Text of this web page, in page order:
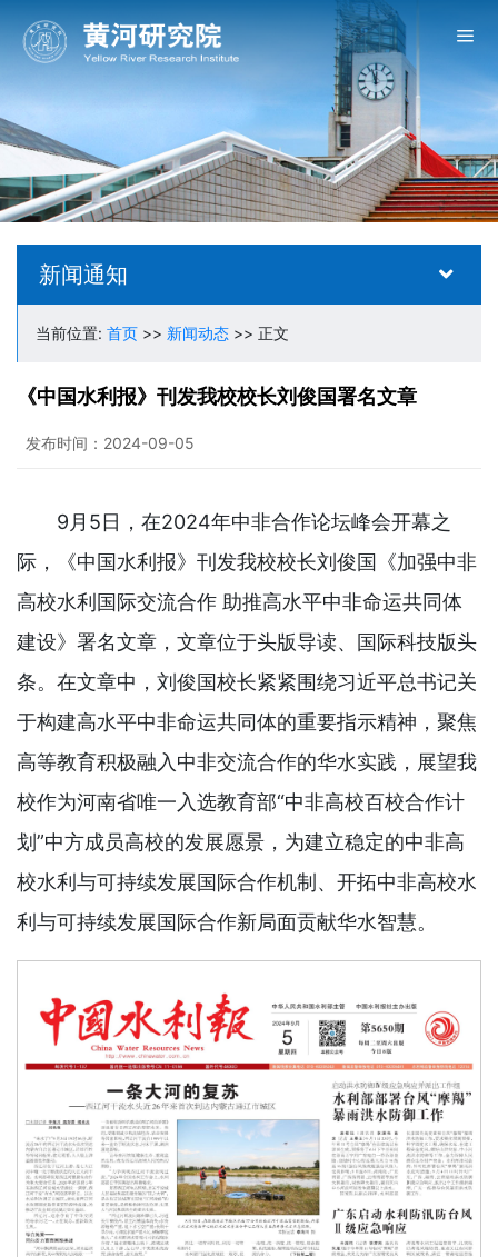
新闻通知
当前位置: 首页 >> 新闻动态 >> 正文
《中国水利报》刊发我校校长刘俊国署名文章
发布时间：2024-09-05
9月5日，在2024年中非合作论坛峰会开幕之
际，《中国水利报》刊发我校校长刘俊国《加强中非
高校水利国际交流合作 助推高水平中非命运共同体
建设》署名文章，文章位于头版导读、国际科技版头
条。在文章中，刘俊国校长紧紧围绕习近平总书记关
于构建高水平中非命运共同体的重要指示精神，聚焦
高等教育积极融入中非交流合作的华水实践，展望我
校作为河南省唯一入选教育部“中非高校百校合作计
划”中方成员高校的发展愿景，为建立稳定的中非高
校水利与可持续发展国际合作机制、开拓中非高校水
利与可持续发展国际合作新局面贡献华水智慧。